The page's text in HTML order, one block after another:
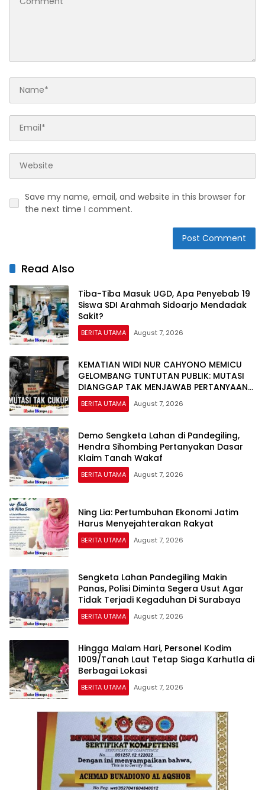
Save my name, email, and website in this browser for
the next time I comment.
Read Also
Tiba-Tiba Masuk UGD, Apa Penyebab 19
Siswa SDI Arahmah Sidoarjo Mendadak
Sakit?
BERITA UTAMA August 7, 2026
KEMATIAN WIDI NUR CAHYONO MEMICU
GELOMBANG TUNTUTAN PUBLIK: MUTASI
DIANGGAP TAK MENJAWAB PERTANYAAN
HUKUM, DESAKAN PROSES PIDANA
MENGUAT
BERITA UTAMA August 7, 2026
Demo Sengketa Lahan di Pandegiling,
Hendra Sihombing Pertanyakan Dasar
Klaim Tanah Wakaf
BERITA UTAMA August 7, 2026
Ning Lia: Pertumbuhan Ekonomi Jatim
Harus Menyejahterakan Rakyat
BERITA UTAMA August 7, 2026
Sengketa Lahan Pandegiling Makin
Panas, Polisi Diminta Segera Usut Agar
Tidak Terjadi Kegaduhan Di Surabaya
BERITA UTAMA August 7, 2026
Hingga Malam Hari, Personel Kodim
1009/Tanah Laut Tetap Siaga Karhutla di
Berbagai Lokasi
BERITA UTAMA August 7, 2026